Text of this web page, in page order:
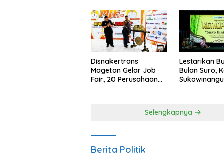
Anggaran
Disnakertrans
Magetan Gelar Job
Fair, 20 Perusahaan
Lestarikan
Bulan Suro,
Selengkapnya
Berita Politik